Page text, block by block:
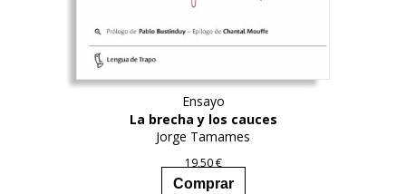
Ensayo
La brecha y los cauces
Jorge Tamames
19,50€
Comprar